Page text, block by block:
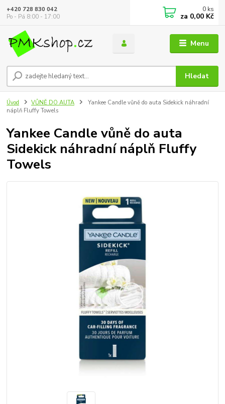
Menu
Hledat
+420 728 830 042
Po - Pá 8:00 - 17:00
0 ks
za 0,00 Kč
Úvod VŮNĚ DO AUTA
Yankee Candle vůně do auta Sidekick náhradní
náplň Fluffy Towels
Yankee Candle vůně do auta
Sidekick náhradní náplň Fluffy
Towels